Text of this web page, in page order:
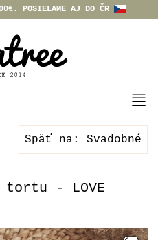
POSIELAME AJ DO ČR
Späť na: Svadobné
tortu - LOVE